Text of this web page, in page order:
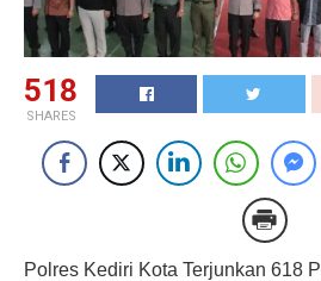
518
SHARES
Polres Kediri Kota Terjunkan 618